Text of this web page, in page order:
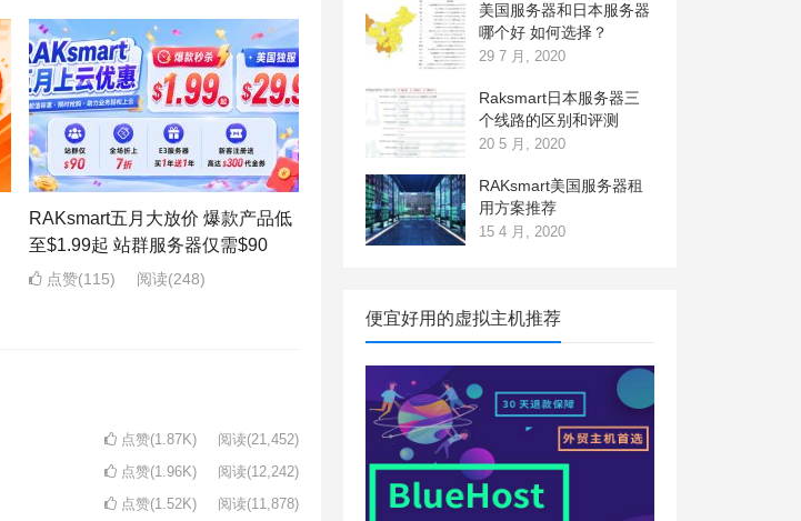
RAKsmart五月大放价 爆款产品低
至$1.99起 站群服务器仅需$90
点赞(115) 阅读(248)
点赞(1.87K) 阅读(21,452)
点赞(1.96K) 阅读(12,242)
点赞(1.52K) 阅读(11,878)
美国服务器和日本服务器
哪个好 如何选择？
29 7 月, 2020
Raksmart日本服务器三
个线路的区别和评测
20 5 月, 2020
RAKsmart美国服务器租
用方案推荐
15 4 月, 2020
便宜好用的虚拟主机推荐